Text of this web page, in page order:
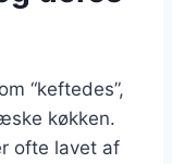
“keftedes”,
køkken.
ofte lavet af